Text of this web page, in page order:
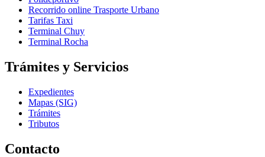
Recorrido online Trasporte Urbano
Tarifas Taxi
Terminal Chuy
Terminal Rocha
Trámites y Servicios
Expedientes
Mapas (SIG)
Trámites
Tributos
Contacto